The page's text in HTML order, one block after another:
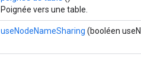
Poignée vers une table.
useNodeNameSharing (booléen